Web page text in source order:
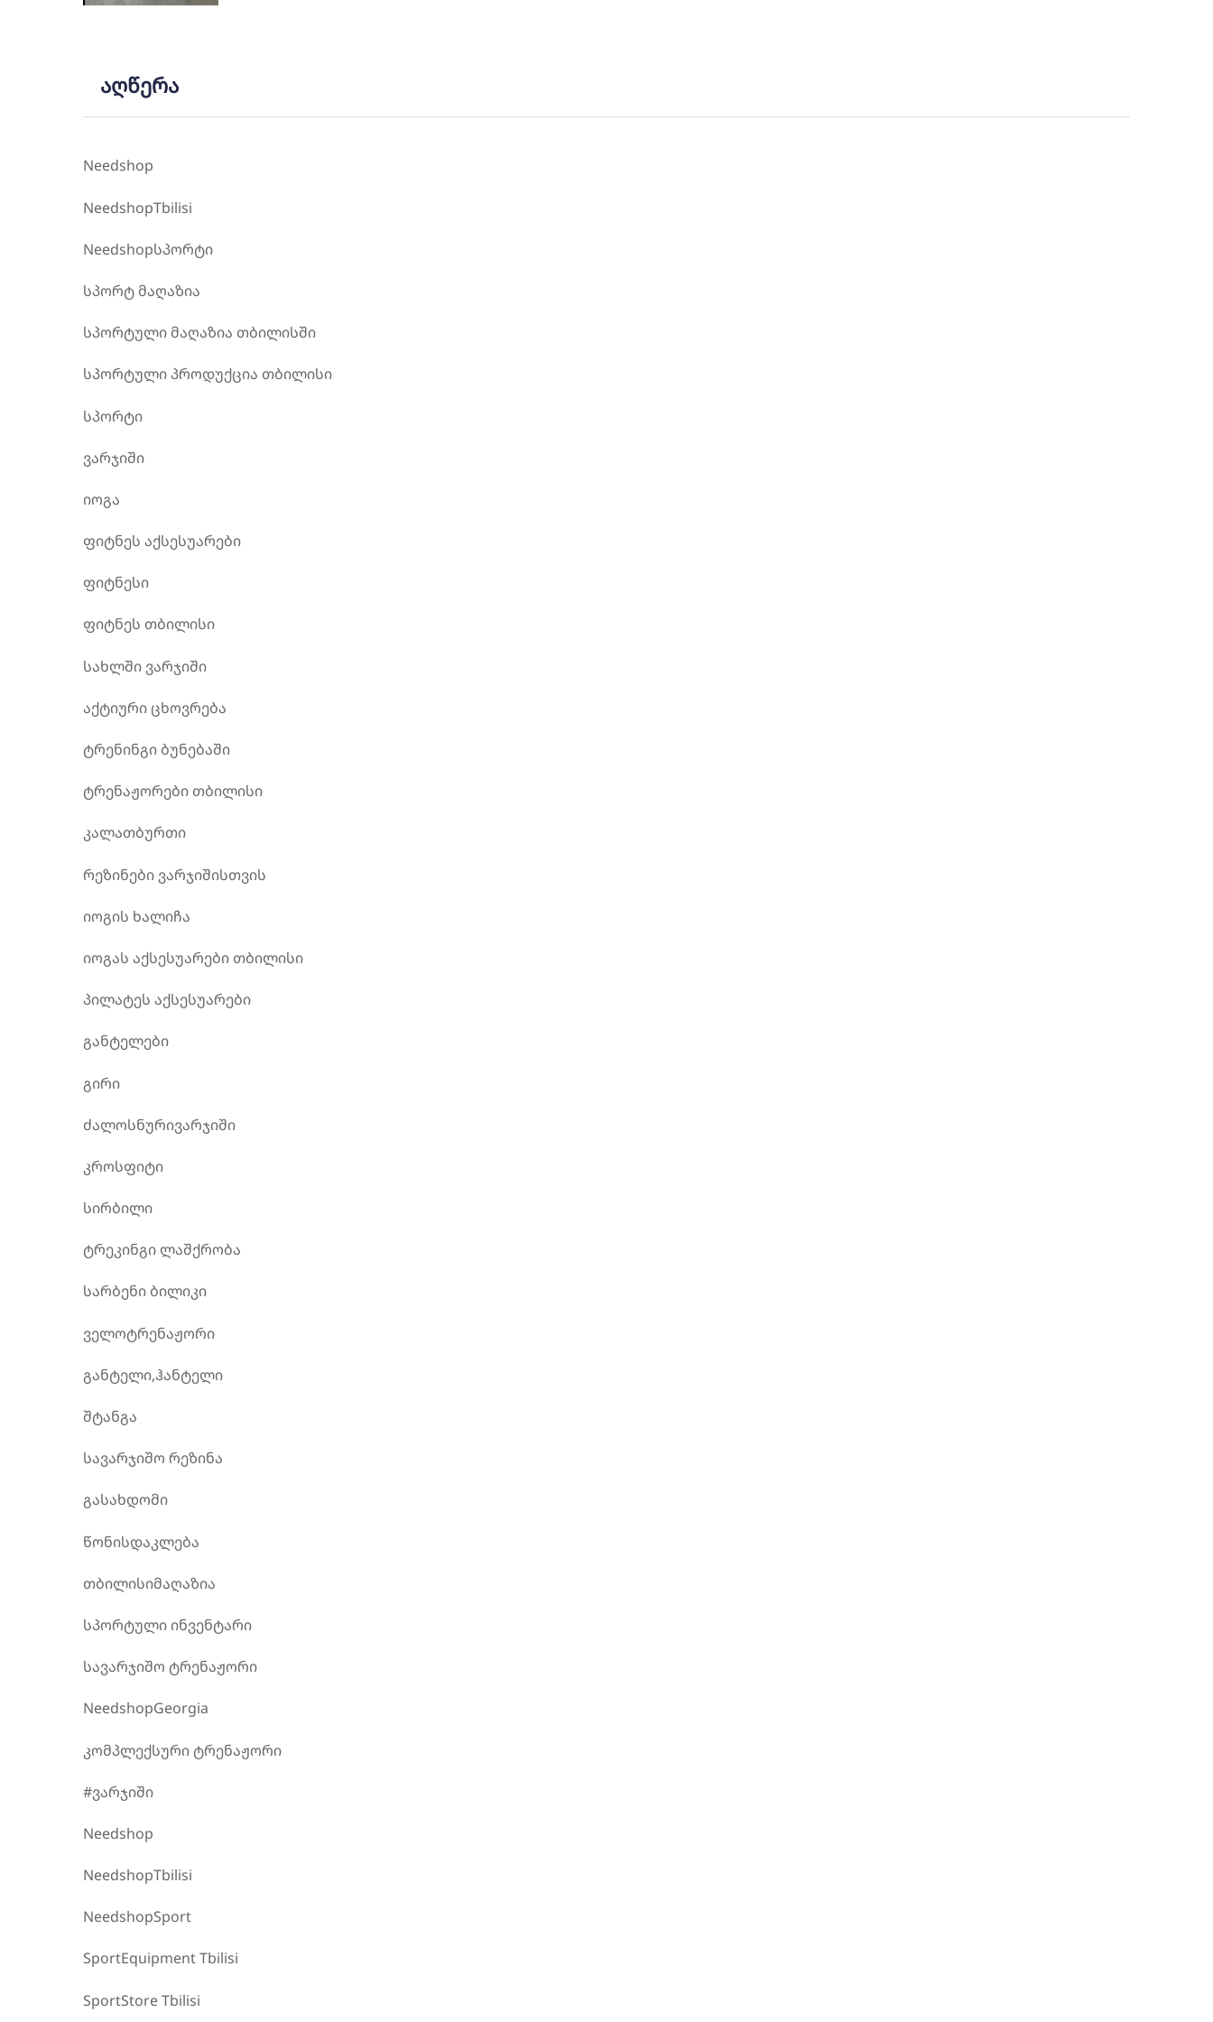
აღწერა
Needshop
NeedshopTbilisi
Needshopსპორტი
სპორტ მაღაზია
სპორტული მაღაზია თბილისში
სპორტული პროდუქცია თბილისი
სპორტი
ვარჯიში
იოგა
ფიტნეს აქსესუარები
ფიტნესი
ფიტნეს თბილისი
სახლში ვარჯიში
აქტიური ცხოვრება
ტრენინგი ბუნებაში
ტრენაჟორები თბილისი
კალათბურთი
რეზინები ვარჯიშისთვის
იოგის ხალიჩა
იოგას აქსესუარები თბილისი
პილატეს აქსესუარები
განტელები
გირი
ძალოსნურივარჯიში
კროსფიტი
სირბილი
ტრეკინგი ლაშქრობა
სარბენი ბილიკი
ველოტრენაჟორი
განტელი,ჰანტელი
შტანგა
სავარჯიშო რეზინა
გასახდომი
წონისდაკლება
თბილისიმაღაზია
სპორტული ინვენტარი
სავარჯიშო ტრენაჟორი
NeedshopGeorgia
კომპლექსური ტრენაჟორი
#ვარჯიში
Needshop
NeedshopTbilisi
NeedshopSport
SportEquipment Tbilisi
SportStore Tbilisi